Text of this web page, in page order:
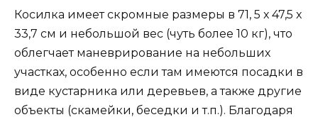
Косилка имеет скромные размеры в 71, 5 х 47,5 х
33,7 см и небольшой вес (чуть более 10 кг), что
облегчает маневрирование на небольших
участках, особенно если там имеются посадки в
виде кустарника или деревьев, а также другие
объекты (скамейки, беседки и т.п.). Благодаря